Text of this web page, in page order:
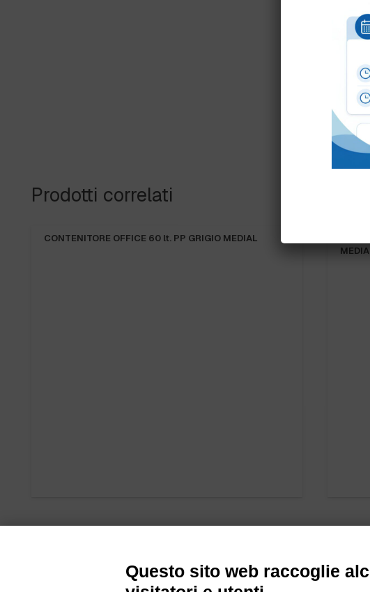
Prodotti correlati
CONTENITORE OFFICE 60 lt. PP GRIGIO MEDIAL
Questo sito web raccoglie